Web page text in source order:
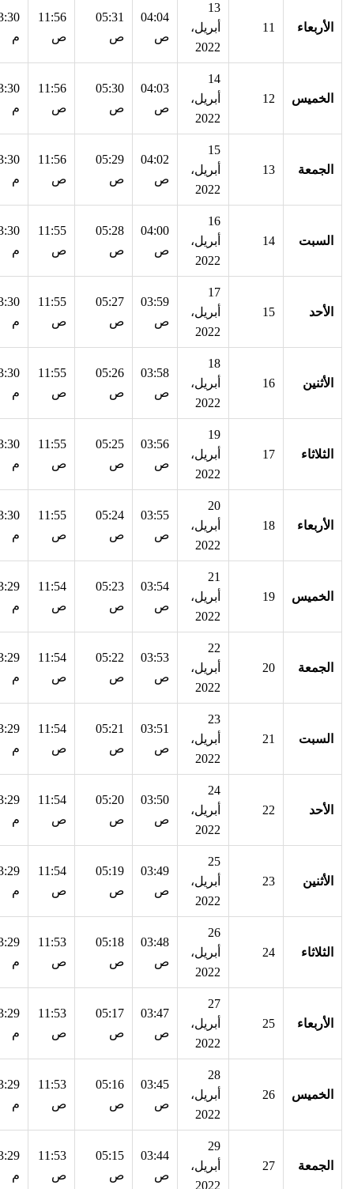
الأربعاء 11
13
أبريل،
2022
04:04
ص
05:31
ص
11:56
ص
م
الخميس 12
14
أبريل،
2022
04:03
ص
05:30
ص
11:56
ص
م
الجمعة 13
15
أبريل،
2022
04:02
ص
05:29
ص
11:56
ص
م
السبت 14
16
أبريل،
2022
04:00
ص
05:28
ص
11:55
ص
م
الأحد 15
17
أبريل،
2022
03:59
ص
05:27
ص
11:55
ص
م
الأثنين 16
18
أبريل،
2022
03:58
ص
05:26
ص
11:55
ص
م
الثلاثاء 17
19
أبريل،
2022
03:56
ص
05:25
ص
11:55
ص
م
الأربعاء 18
20
أبريل،
2022
03:55
ص
05:24
ص
11:55
ص
م
الخميس 19
21
أبريل،
2022
03:54
ص
05:23
ص
11:54
ص
م
الجمعة 20
22
أبريل،
2022
03:53
ص
05:22
ص
11:54
ص
م
السبت 21
23
أبريل،
2022
03:51
ص
05:21
ص
11:54
ص
م
الأحد 22
24
أبريل،
2022
03:50
ص
05:20
ص
11:54
ص
م
الأثنين 23
25
أبريل،
2022
03:49
ص
05:19
ص
11:54
ص
م
الثلاثاء 24
26
أبريل،
2022
03:48
ص
05:18
ص
11:53
ص
م
الأربعاء 25
27
أبريل،
2022
03:47
ص
05:17
ص
11:53
ص
م
الخميس 26
28
أبريل،
2022
03:45
ص
05:16
ص
11:53
ص
م
الجمعة 27
29
أبريل،
2022
03:44
ص
05:15
ص
11:53
ص
م